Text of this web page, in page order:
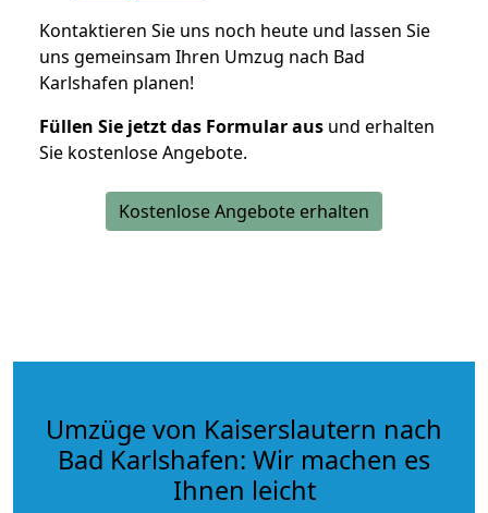
Kontaktieren Sie uns noch heute und lassen Sie
uns gemeinsam Ihren Umzug nach Bad
Karlshafen planen!
Füllen Sie jetzt das Formular aus und erhalten
Sie kostenlose Angebote.
Kostenlose Angebote erhalten
Umzüge von Kaiserslautern nach
Bad Karlshafen: Wir machen es
Ihnen leicht